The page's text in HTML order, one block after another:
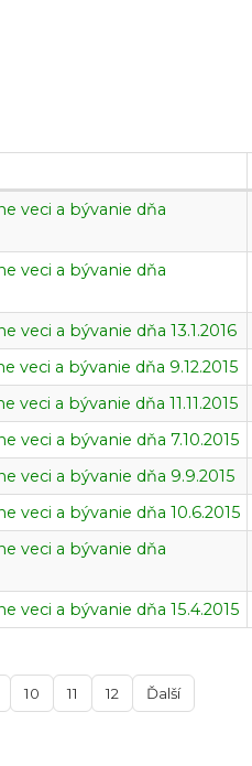
veci a bývanie dňa
veci a bývanie dňa
veci a bývanie dňa 13.1.2016
veci a bývanie dňa 9.12.2015
a bývanie dňa 11.11.2015
veci a bývanie dňa 7.10.2015
veci a bývanie dňa 9.9.2015
veci a bývanie dňa 10.6.2015
veci a bývanie dňa
veci a bývanie dňa 15.4.2015
10 11 12 Ďalší